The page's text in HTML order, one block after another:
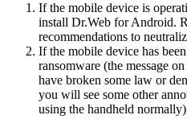
If the mobile device is
install Dr.Web for Android.
recommendations to
If the mobile device has
ransomware (the message
have broken some law or
you will see some other
using the handheld